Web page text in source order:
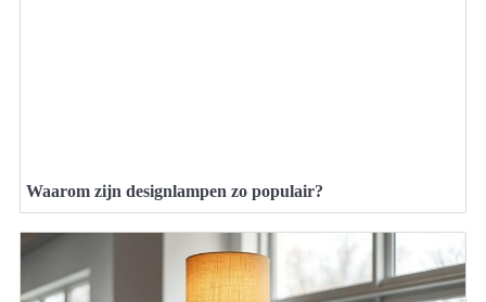
Waarom zijn designlampen zo populair?